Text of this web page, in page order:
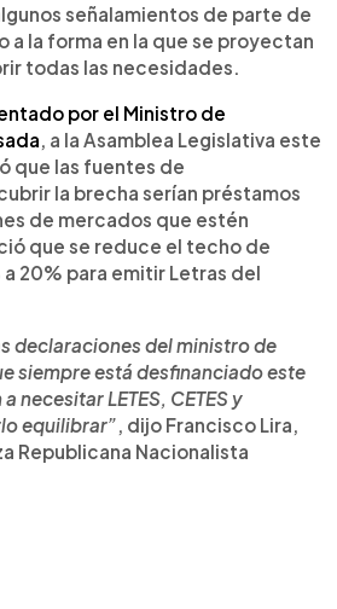
señalamientos de parte de
a la forma en la que se proyectan
todas las necesidades.
por el Ministro de
, a la Asamblea Legislativa este
que las fuentes de
la brecha serían préstamos
de mercados que estén
que se reduce el techo de
20% para emitir Letras del
declaraciones del ministro de
siempre está desfinanciado este
necesitar LETES, CETES y
equilibrar” , dijo Francisco Lira,
Republicana Nacionalista